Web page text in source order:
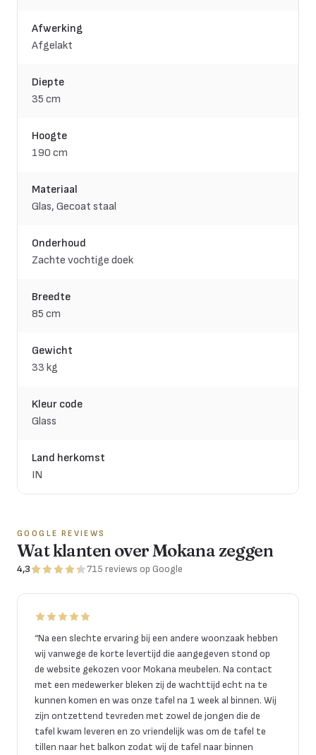
Afwerking
Afgelakt
Diepte
35 cm
Hoogte
190 cm
Materiaal
Glas, Gecoat staal
Onderhoud
Zachte vochtige doek
Breedte
85 cm
Gewicht
33 kg
Kleur code
Glass
Land herkomst
IN
GOOGLE REVIEWS
Wat klanten over Mokana zeggen
4,3 715 reviews op Google
“Na een slechte ervaring bij een andere woonzaak hebben
wij vanwege de korte levertijd die aangegeven stond op
de website gekozen voor Mokana meubelen. Na contact
met een medewerker bleken zij de wachttijd echt na te
kunnen komen en was onze tafel na 1 week al binnen. Wij
zijn ontzettend tevreden met zowel de jongen die de
tafel kwam leveren en zo vriendelijk was om de tafel te
tillen naar het balkon zodat wij de tafel naar binnen